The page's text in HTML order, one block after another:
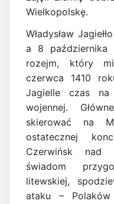
Wielkopolskę.
Władysław
a 8 października
rozejm, który
czerwca 1410
Jagielle czas na
wojennej.
skierować na
ostatecznej
Czerwińsk nad
świadom
litewskiej,
ataku –